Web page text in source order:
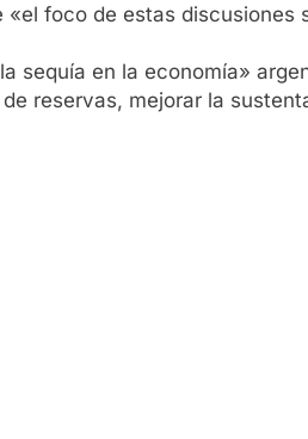
foco de estas
sequía en la economía»
reservas, mejorar la